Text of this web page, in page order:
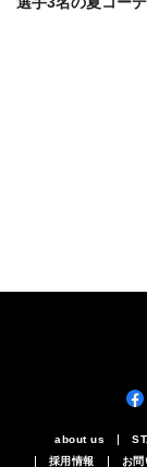
about us
採用情報
お